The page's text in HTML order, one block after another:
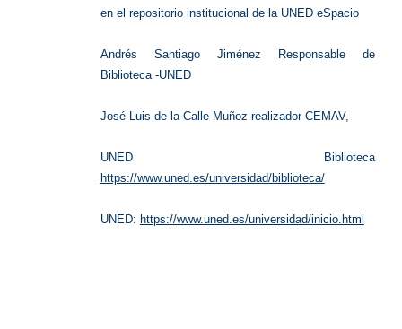
en el repositorio institucional de la UNED eSpacio
Andrés Santiago Jiménez Responsable de
Biblioteca -UNED
José Luis de la Calle Muñoz realizador CEMAV,
UNED Biblioteca
https://www.uned.es/universidad/biblioteca/
UNED: https://www.uned.es/universidad/inicio.html